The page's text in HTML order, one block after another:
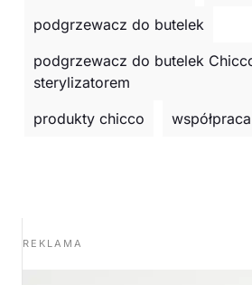
podgrzewacz do butelek
podgrzewacz do butelek
sterylizatorem
produkty chicco
REKLAMA